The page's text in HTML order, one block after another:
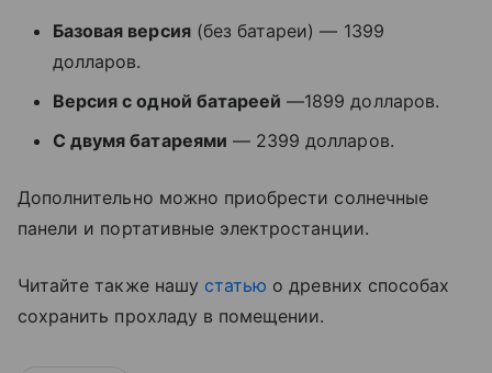
Базовая версия(без батареи) — 1399
долларов.
Версия с одной батареей —1899 долларов.
С двумя батареями — 2399 долларов.
Дополнительно можно приобрести солнечные
панели и портативные электростанции.
Читайте также нашу статью о древних способах
сохранить прохладу в помещении.